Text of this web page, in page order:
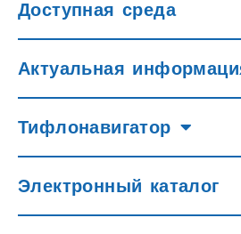
Доступная среда
Актуальная
Тифлонавигатор
Электронный каталог